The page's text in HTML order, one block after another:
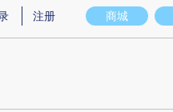
意图存在偏差。不代表财新观点和
商城
注册